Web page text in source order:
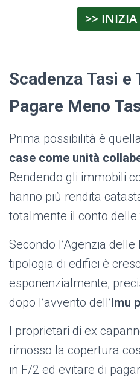
>>
Scadenza Tasi e
Pagare Meno
Prima possibilità è
case come unità
Rendendo gli immobili
hanno più rendita
totalmente il conto delle
Secondo l’Agenzia
tipologia di edifici è
esponenzialmente,
dopo l’avvento dell’Imu
I proprietari di ex
rimosso la copertura
in F/2 ed evitare di